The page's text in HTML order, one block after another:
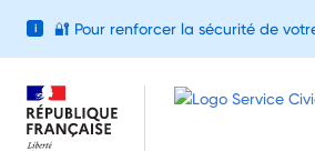
i 🔐 Pour renforcer la sécurité de